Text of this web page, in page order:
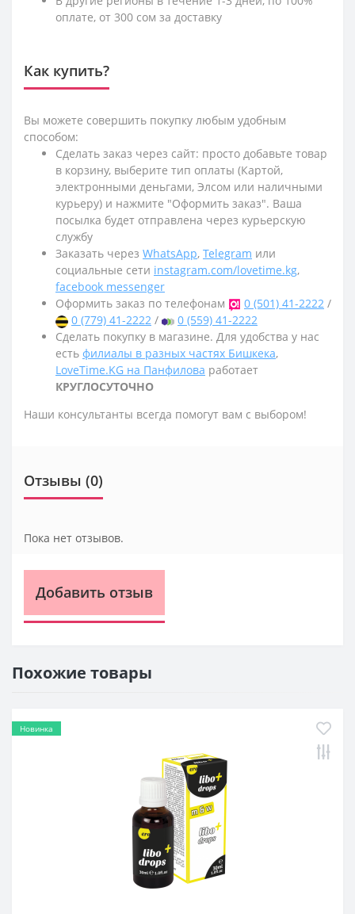
оплате, от 300 сом за доставку
Как купить?
Вы можете совершить покупку любым удобным
способом:
Сделать заказ через сайт: просто добавьте товар
в корзину, выберите тип оплаты (Картой,
электронными деньгами, Элсом или наличными
курьеру) и нажмите "Оформить заказ". Ваша
посылка будет отправлена через курьерскую
службу
Заказать через WhatsApp, Telegram или
социальные сети instagram.com/lovetime.kg,
facebook messenger
Оформить заказ по телефонам
0 (501) 41-2222 /
0 (779) 41-2222 /
0 (559) 41-2222
Сделать покупку в магазине. Для удобства у нас
есть филиалы в разных частях Бишкека,
LoveTime.KG на Панфилова работает
КРУГЛОСУТОЧНО
Наши консультанты всегда помогут вам с выбором!
Отзывы (0)
Пока нет отзывов.
Добавить отзыв
Похожие товары
Новинка